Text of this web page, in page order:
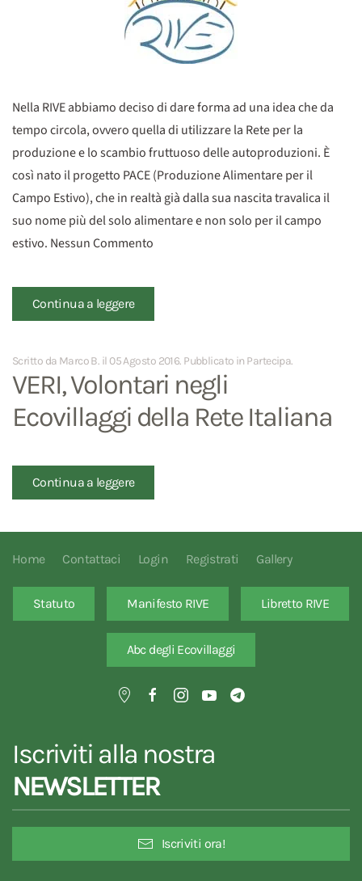
Nella RIVE abbiamo deciso di dare forma ad una idea che da
tempo circola, ovvero quella di utilizzare la Rete per la
produzione e lo scambio fruttuoso delle autoproduzioni. È
così nato il progetto PACE (Produzione Alimentare per il
Campo Estivo), che in realtà già dalla sua nascita travalica il
suo nome più del solo alimentare e non solo per il campo
estivo. Nessun Commento
Continua a leggere
Scritto da Marco B. il 05 Agosto 2016. Pubblicato in Partecipa.
VERI, Volontari negli
Ecovillaggi della Rete Italiana
Continua a leggere
Home Contattaci Login Registrati Gallery
Statuto Manifesto RIVE Libretto RIVE
Abc degli Ecovillaggi
Iscriviti alla nostra
NEWSLETTER
Iscriviti ora!